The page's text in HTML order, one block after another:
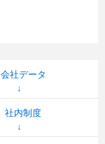
会社データ
社内制度